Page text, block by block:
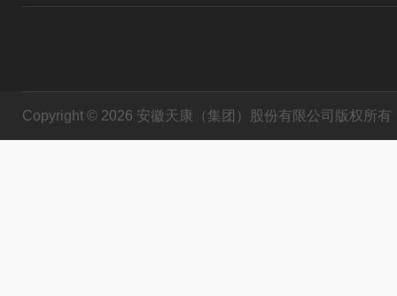
Copyright © 2026 安徽天康（集团）股份有限公司版权所有